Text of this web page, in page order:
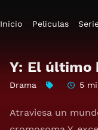
Inicio Peliculas
Y: El último
Drama 5
Atraviesa un